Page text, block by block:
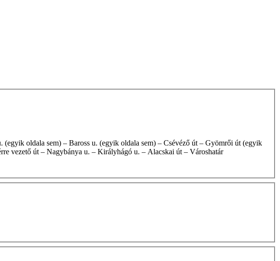
vezető út – Nagybánya u. – Királyhágó u. – Alacskai út – Városhatár